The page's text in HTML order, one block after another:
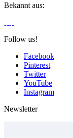
Bekannt aus:
Follow us!
Facebook
Pinterest
Twitter
YouTube
Instagram
Newsletter